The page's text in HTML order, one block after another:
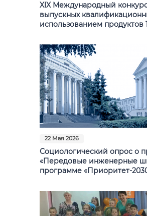
XIX Международный
выпускных
использованием продуктов
22 Мая 2026
Социологический опрос о
«Передовые инженерные
программе «Приоритет-